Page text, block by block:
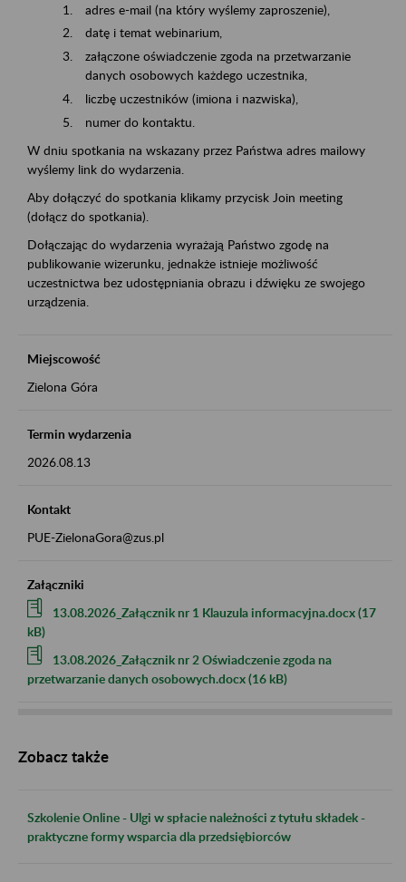
adres e-mail (na który wyślemy zaproszenie),
datę i temat webinarium,
załączone oświadczenie zgoda na przetwarzanie
danych osobowych każdego uczestnika,
liczbę uczestników (imiona i nazwiska),
numer do kontaktu.
W dniu spotkania na wskazany przez Państwa adres mailowy
wyślemy link do wydarzenia.
Aby dołączyć do spotkania klikamy przycisk Join meeting
(dołącz do spotkania).
Dołączając do wydarzenia wyrażają Państwo zgodę na
publikowanie wizerunku, jednakże istnieje możliwość
uczestnictwa bez udostępniania obrazu i dźwięku ze swojego
urządzenia.
Miejscowość
Zielona Góra
Termin wydarzenia
2026.08.13
Kontakt
PUE-ZielonaGora@zus.pl
Załączniki
13.08.2026_Załącznik nr 1 Klauzula informacyjna.docx (17
kB)
13.08.2026_Załącznik nr 2 Oświadczenie zgoda na
przetwarzanie danych osobowych.docx (16 kB)
Zobacz także
Szkolenie Online - Ulgi w spłacie należności z tytułu składek -
praktyczne formy wsparcia dla przedsiębiorców